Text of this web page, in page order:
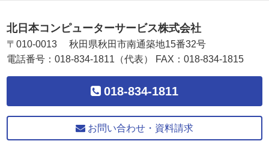
北日本コンピューターサービス株式会社
〒010-0013 秋田県秋田市南通築地15番32号
電話番号：018-834-1811 （代表） FAX：018-834-1815
018-834-1811
お問い合わせ・資料請求